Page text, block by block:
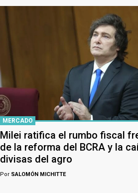
MERCADO
Milei ratifica el rumbo fiscal
de la reforma del BCRA y la
divisas del agro
Por SALOMÓN MICHITTE